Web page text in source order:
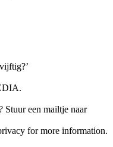
Stuur een mailtje naar
for more information.